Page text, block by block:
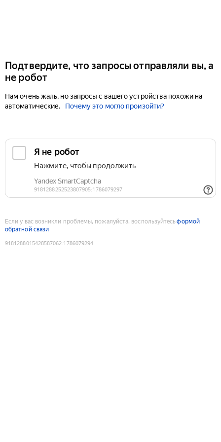
Подтвердите, что запросы отправляли вы, а
не робот
Нам очень жаль, но запросы с вашего устройства похожи на
автоматические.
Почему это могло произойти?
Если у вас возникли проблемы, пожалуйста, воспользуйтесьформой
обратной связи
9181288015428587062:1786079294